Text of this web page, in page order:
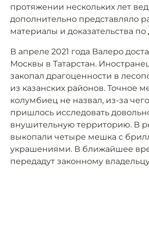
протяжении нескольких лет
дополнительно представляло
материалы и доказательства по
В апреле 2021 года Валеро
Москвы в Татарстан.
закопал драгоценности в
из казанских районов. Точное
колумбиец не назвал, из-за
пришлось исследовать
внушительную территорию. В
выкопали четыре мешка с
украшениями. В ближайшее
передадут законному